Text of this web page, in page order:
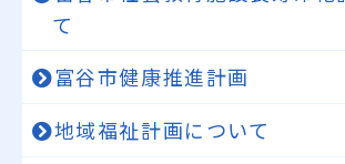
て
富谷市健康推進計画
地域福祉計画について